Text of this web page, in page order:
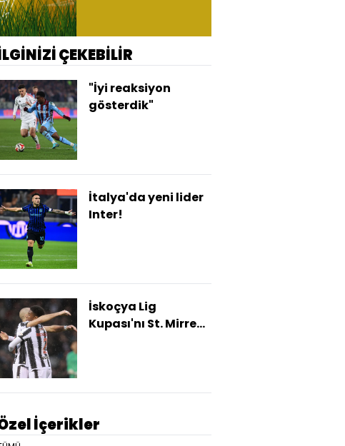
İçerikler
ÇEKEBİLİR
"İyi reaksiyon
gösterdik"
İtalya'da yeni lider
Inter!
İskoçya Lig
Kupası'nı St. Mirren